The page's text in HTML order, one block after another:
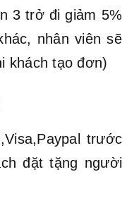
3 trở đi giảm 5%
nhân viên sẽ
khách tạo đơn)
trước
đặt tặng người